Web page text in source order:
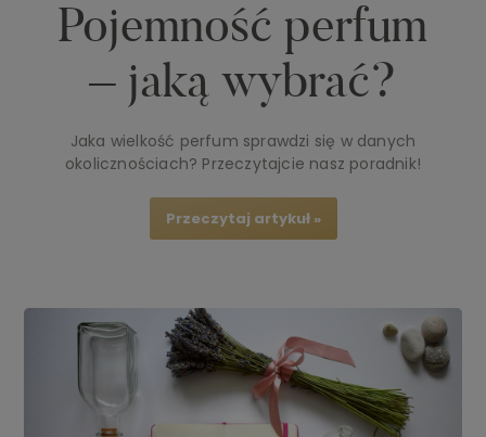
Pojemność perfum
– jaką wybrać?
Jaka wielkość perfum sprawdzi się w danych
okolicznościach? Przeczytajcie nasz poradnik!
Przeczytaj artykuł »